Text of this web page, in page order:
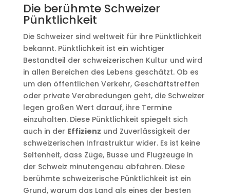
Die berühmte Schweizer
Pünktlichkeit
Die Schweizer sind weltweit für ihre Pünktlichkeit
bekannt. Pünktlichkeit ist ein wichtiger
Bestandteil der schweizerischen Kultur und wird
in allen Bereichen des Lebens geschätzt. Ob es
um den öffentlichen Verkehr, Geschäftstreffen
oder private Verabredungen geht, die Schweizer
legen großen Wert darauf, ihre Termine
einzuhalten. Diese Pünktlichkeit spiegelt sich
auch in der Effizienz und Zuverlässigkeit der
schweizerischen Infrastruktur wider. Es ist keine
Seltenheit, dass Züge, Busse und Flugzeuge in
der Schweiz minutengenau abfahren. Diese
berühmte schweizerische Pünktlichkeit ist ein
Grund, warum das Land als eines der besten